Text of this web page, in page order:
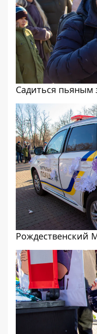
Садиться пьяным
Рождественский